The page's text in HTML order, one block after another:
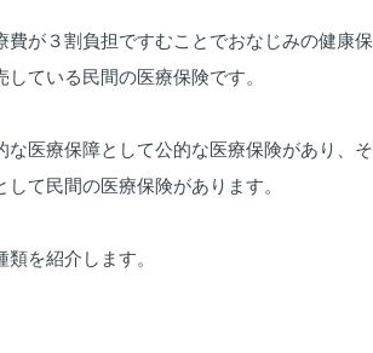
が３割負担ですむことでおなじみの健康保
ている民間の医療保険です。
医療保障として公的な医療保険があり、そ
て民間の医療保険があります。
を紹介します。